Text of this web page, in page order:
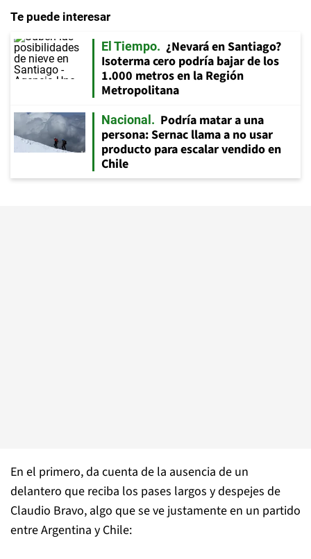
Te puede interesar
El Tiempo
¿Nevará en Santiago?
Isoterma cero podría bajar de los
1.000 metros en la Región
Metropolitana
Nacional
Podría matar a una
persona: Sernac llama a no usar
producto para escalar vendido en
Chile
En el primero, da cuenta de la ausencia de un
delantero que reciba los pases largos y despejes de
Claudio Bravo, algo que se ve justamente en un partido
entre Argentina y Chile: